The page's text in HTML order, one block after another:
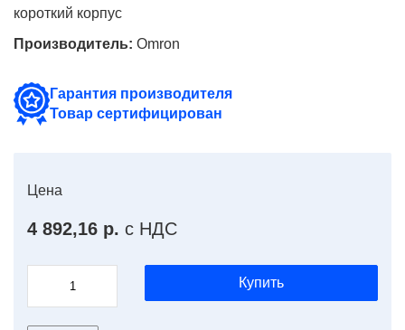
короткий корпус
Производитель: Omron
Гарантия производителя
Товар сертифицирован
Цена
4 892,16 р. с НДС
Купить